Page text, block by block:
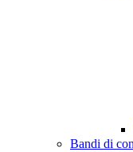
Bandi di